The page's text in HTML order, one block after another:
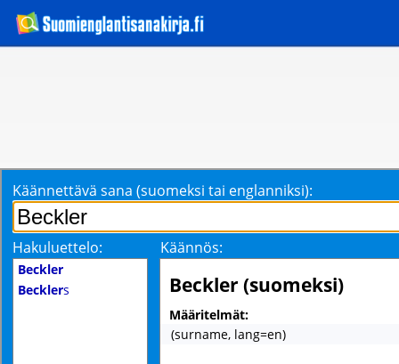
Käännettävä sana (suomeksi tai englanniksi):
Hakuluettelo: Käännös:
Beckler
Becklers Beckler (suomeksi)
Määritelmät:
(surname, lang=en)